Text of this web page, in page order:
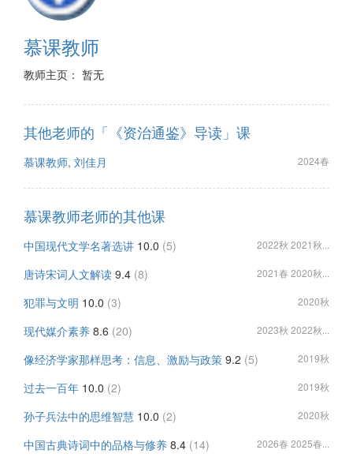
慕课教师
教师主页： 暂无
其他老师的「《资治通鉴》导读」课
慕课教师, 刘佳月 2024春
慕课教师老师的其他课
中国现代文学名著选讲 10.0 (5) 2022秋 2021秋...
唐诗宋词人文解读 9.4 (8) 2021春 2020秋...
犯罪与文明 10.0 (3) 2020秋
现代媒介素养 8.6 (20) 2023秋 2022秋...
像经济学家那样思考：信息、激励与政策 9.2 (5) 2019秋
过去一百年 10.0 (2) 2019秋
孙子兵法中的思维智慧 10.0 (2) 2020秋
中国古典诗词中的品格与修养 8.4 (14) 2026春 2025春...